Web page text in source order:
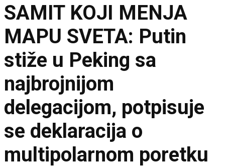
SAMIT KOJI MENJA
MAPU SVETA: Putin
stiže u Peking sa
najbrojnijom
delegacijom, potpisuje
se deklaracija o
multipolarnom poretku